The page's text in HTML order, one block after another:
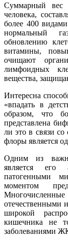
Суммарный вес
человека,
более 400
нормальный
обновлению
витамины,
очищают
лимфоидных
вещества,
Интересна
«впадать в
образом, что
представлена
ли это в связи со
флоры является
Одним из
является его
патогенными
моментом
отечественными
широкой
кишечника не
заболеваниями